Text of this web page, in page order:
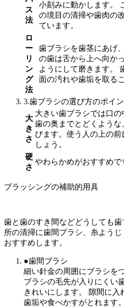
ス
法
小刻みに動かします。
の境目の清掃や歯肉の
ています。
ロ
ー
リ
ン
グ
法
歯ブラシを歯茎にあげ
の歯は舌から上へ向か
ようにして磨きます。
面の汚れや歯垢を取る
3.歯ブラシの選び方のポイン
大
き
さ
大きい歯ブラシでは口の
歯の奥までとどくよう
びます。使う人の上の
しょう。
硬
さ
やわらかめがおすすめで
ブラッシングの補助的用具
歯と歯のすき間などどうしても
所の清掃に歯間ブラシ、糸ようじ
おすすめします。
●歯間ブラシ
細い針金の周囲にブラシを
ブラシの毛先が入りにくい
きれいにします。
隙間に入
歯垢や食べかすがとれます